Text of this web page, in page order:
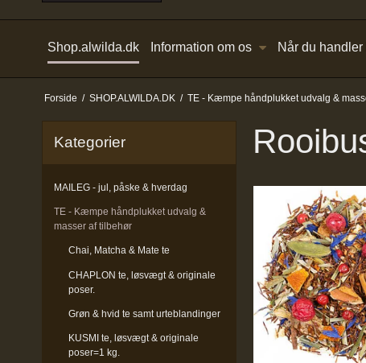
Shop.alwilda.dk Information om os Når du handler
Forside / SHOP.ALWILDA.DK / TE - Kæmpe håndplukket udvalg &
Kategorier
MAILEG - jul, påske & hverdag
TE - Kæmpe håndplukket udvalg &
masser af tilbehør
Chai, Matcha & Mate te
CHAPLON te, løsvægt & originale
poser.
Grøn & hvid te samt urteblandinger
KUSMI te, løsvægt & originale
poser=1 kg.